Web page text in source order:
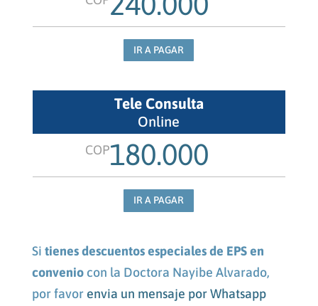
IR A PAGAR
Tele Consulta
Online
COP180.000
IR A PAGAR
Si tienes descuentos especiales de EPS en
conveniocon la Doctora Nayibe Alvarado,
por favor envia un mensaje por Whatsapp